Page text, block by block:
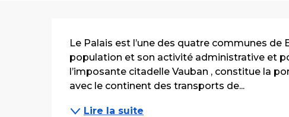
Description
Le Palais est l’une des quatre communes
population et son activité administrative et
l’imposante citadelle Vauban , constitue la
avec le continent des transports de...
Lire la suite